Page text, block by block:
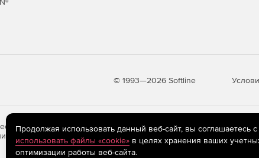
© 1993—2026 Softline
store.softline.ru применяютсярекомендательные
сведений, относящихся к предпочтениям пользователей
Продолжая использовать данный веб-сайт, вы соглашаетесь
использовать файлы «cookie»в целях хранения ваших
оптимизации работы веб-сайта.